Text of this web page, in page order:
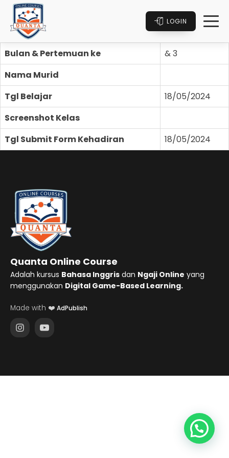
LOGIN
Bulan & Pertemuan ke
& 3
Nama Murid
Tgl Belajar
18/05/2024
Screenshot Kelas
Tgl Submit Form Kehadiran
18/05/2024
Quanta Online Course
Adalah kursus Bahasa Inggris dan Ngaji Online yang
menggunakan Digital Game-Based Learning.
Made with ❤️ AdPublish